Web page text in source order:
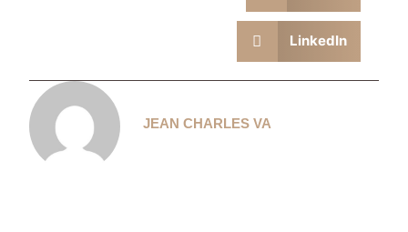
LinkedIn
JEAN CHARLES VA